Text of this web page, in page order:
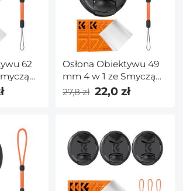
62
Osłona Obiektywu 49
mm 4 w 1 ze Smyczą
Zapobiegającą
Zgubieniu,
Aparatów Nikon,
Canon, Sony i Fujifilm
27,8 zł 22,0 zł